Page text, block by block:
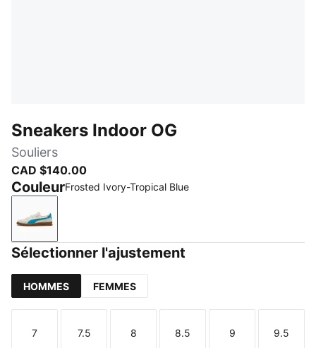
Sneakers Indoor OG
Souliers
CAD $140.00
CouleurFrosted Ivory-Tropical Blue
Frosted Ivory-Tropical Blue
Sélectionner l'ajustement
HOMMES FEMMES
Taille
7
Taille
7.5
Taille
8
Taille
8.5
Taille
9
Taille
9.5